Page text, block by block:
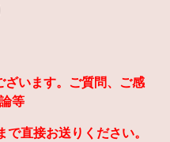
います。ご質問、ご感
等
接お送りください。